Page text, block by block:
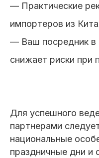
— Практические
импортеров из
— Ваш посредник в
снижает риски при
Для успешного
партнерами
национальные
праздничные дни и